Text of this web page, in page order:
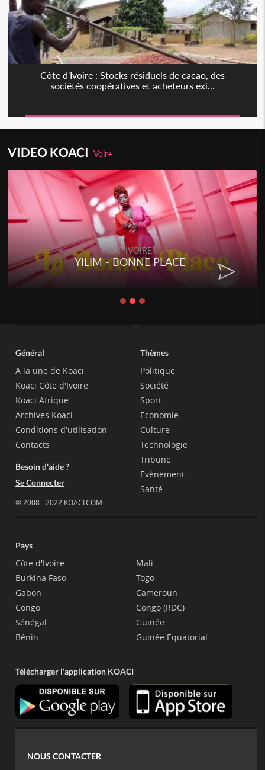
Côte d'Ivoire : Stocks résiduels de cacao, des
sociétés coopératives et acheteurs exi...
VIDEO KOACIVoir+
RAP IVOIRE
YILIM - BONNE PLACE
Général
A la une de Koaci
Koaci Côte d'Ivoire
Koaci Afrique
Archives Koaci
Conditions d'utilisation
Contacts
Besoin d'aide ?
Se Connecter
© 2008 - 2022 KOACI.COM
Thèmes
Politique
Société
Sport
Economie
Culture
Technologie
Tribune
Evènement
Santé
Pays
Côte d'Ivoire
Burkina Faso
Gabon
Congo
Sénégal
Bénin
Mali
Togo
Cameroun
Congo (RDC)
Guinée
Guinée Equatorial
Télécharger l'application KOACI
NOUS CONTACTER